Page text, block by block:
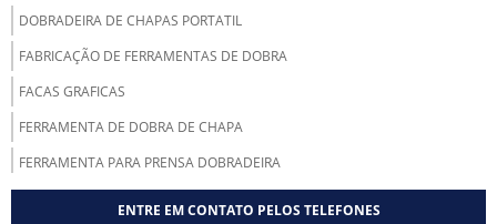
DOBRADEIRA DE CHAPAS PORTATIL
FABRICAÇÃO DE FERRAMENTAS DE DOBRA
FACAS GRAFICAS
FERRAMENTA DE DOBRA DE CHAPA
FERRAMENTA PARA PRENSA DOBRADEIRA
ENTRE EM CONTATO PELOS TELEFONES